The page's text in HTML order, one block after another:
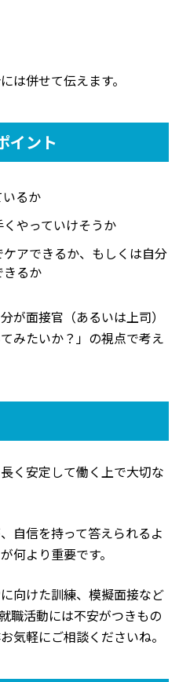
は併せて伝えます。
イント
るか
やっていけそうか
アできるか、もしくは自分
きるか
が面接官（あるいは上司）
みたいか？」の視点で考え
く安定して働く上で大切な
自信を持って答えられるよ
何より重要です。
向けた訓練、模擬面接など
職活動には不安がつきもの
気軽にご相談くださいね。